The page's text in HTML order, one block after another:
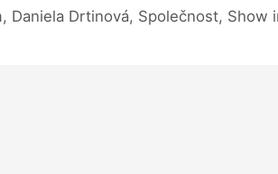
Daniela Drtinová, Společnost, Show